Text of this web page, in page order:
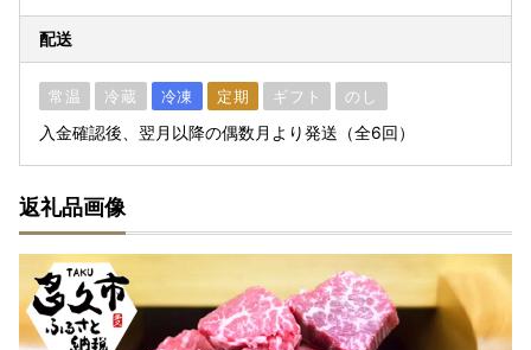
配送
常温 冷蔵 冷凍 定期 ギフト のし
入金確認後、翌月以降の偶数月より発送（全6回）
返礼品画像